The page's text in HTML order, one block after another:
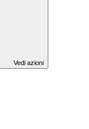
Vedi azioni